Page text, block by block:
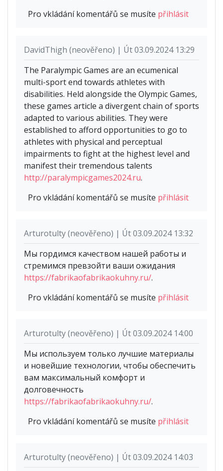
Pro vkládání komentářů se musíte přihlásit
DavidThigh (neověřeno) | Út 03.09.2024 13:29
The Paralympic Games are an ecumenical
multi-sport end towards athletes with
disabilities. Held alongside the Olympic Games,
these games article a divergent chain of sports
adapted to various abilities. They were
established to afford opportunities to go to
athletes with physical and perceptual
impairments to fight at the highest level and
manifest their tremendous talents
http://paralympicgames2024.ru.
Pro vkládání komentářů se musíte přihlásit
Arturotulty (neověřeno) | Út 03.09.2024 13:32
Мы гордимся качеством нашей работы и
стремимся превзойти ваши ожидания
https://fabrikaofabrikaokuhny.ru/.
Pro vkládání komentářů se musíte přihlásit
Arturotulty (neověřeno) | Út 03.09.2024 14:00
Мы используем только лучшие материалы
и новейшие технологии, чтобы обеспечить
вам максимальный комфорт и
долговечность
https://fabrikaofabrikaokuhny.ru/.
Pro vkládání komentářů se musíte přihlásit
Arturotulty (neověřeno) | Út 03.09.2024 14:03